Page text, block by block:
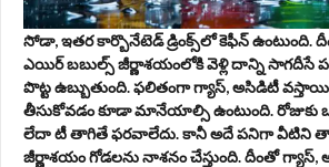
సోడా, ఇతర కార్బొనేటెడ్ డ్రింక్స్‌లో కెఫీన్ ఉంటుంది.
ఎయిర్ బబుల్స్ జీర్ణాశయంలోకి వెళ్లి దాన్ని సాగదీసే
పొట్ట ఉబ్బుతుంది. ఫలితంగా గ్యాస్, అసిడిటీ
తీసుకోవడం కూడా మానేయాల్సి ఉంటుంది. రోజుకు
లేదా టీ తాగితే ఫరవాలేదు. కానీ అదే పనిగా వీటిని
జీర్ణాశయం గోడలను నాశనం చేస్తుంది. దీంతో